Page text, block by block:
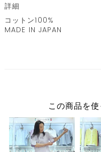
詳細
コットン100%
MADE IN JAPAN
この商品を